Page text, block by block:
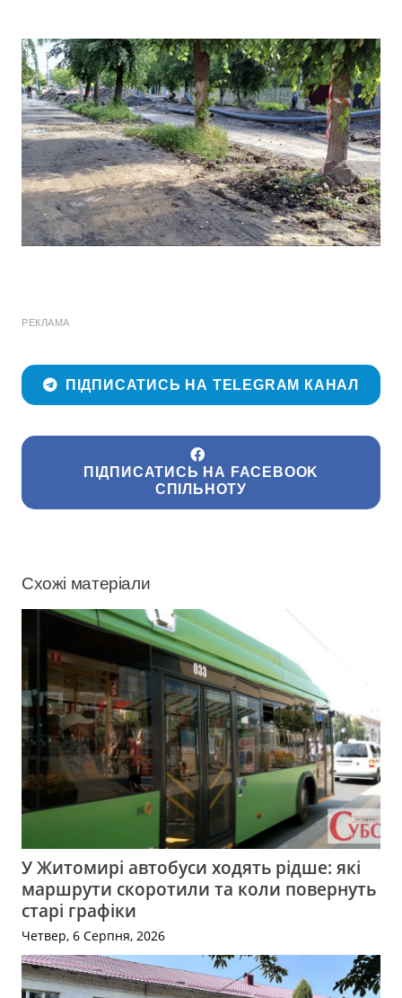
РЕКЛАМА
ПІДПИСАТИСЬ НА TELEGRAM КАНАЛ
ПІДПИСАТИСЬ НА FACEBOOK
СПІЛЬНОТУ
Схожі матеріали
У Житомирі автобуси ходять рідше: які
маршрути скоротили та коли повернуть
старі графіки
Четвер, 6 Серпня, 2026